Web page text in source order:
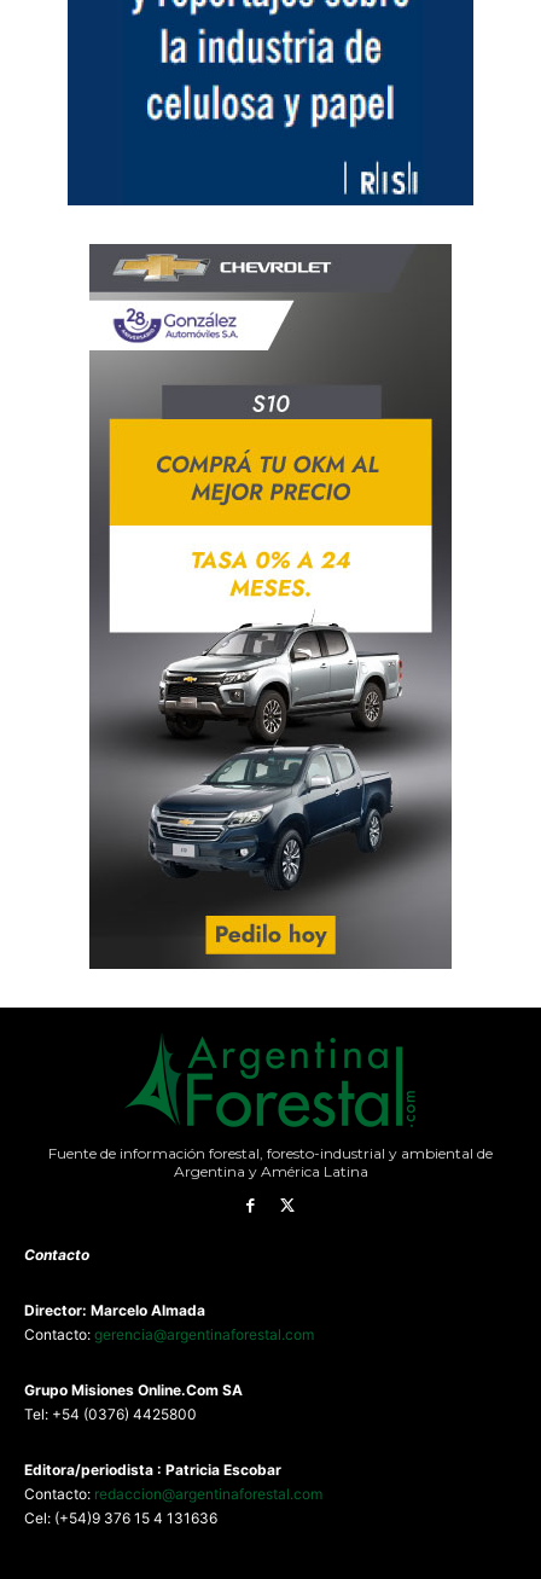
Fuente de información forestal, foresto-industrial y ambiental de
Argentina y América Latina
Contacto
Director: Marcelo Almada
Contacto: gerencia@argentinaforestal.com
Grupo Misiones Online.Com SA
Tel: +54 (0376) 4425800
Editora/periodista : Patricia Escobar
Contacto: redaccion@argentinaforestal.com
Cel: (+54)9 376 15 4 131636